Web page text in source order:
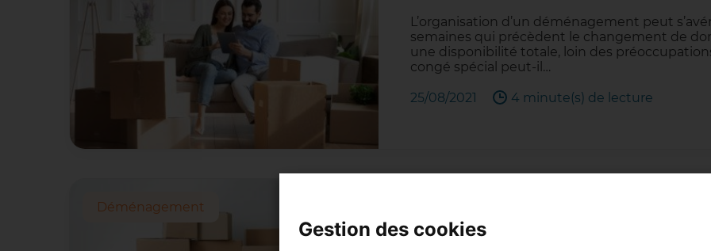
L’organisation d’un déménagement peut
semaines qui précèdent le changement de
une disponibilité totale, loin des
congé spécial peut-il…
25/08/2021 4 minute(s) de lecture
Déménagement
Comment préparer ses
Gestion des cookies